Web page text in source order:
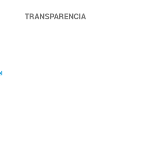
TRANSPARENCIA